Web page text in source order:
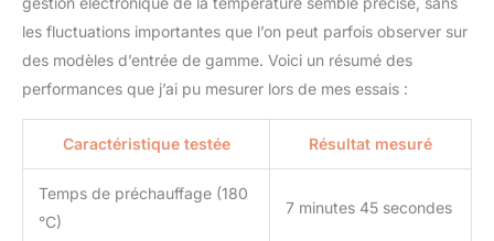
les fluctuations importantes que l’on peut parfois observer sur
des modèles d’entrée de gamme. Voici un résumé des
performances que j’ai pu mesurer lors de mes essais :
Caractéristique testée Résultat mesuré
Temps de préchauffage (180
°C)
7 minutes 45 secondes